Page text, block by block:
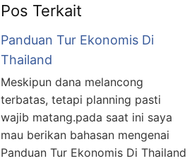
Pos Terkait
Panduan Tur Ekonomis Di
Thailand
Meskipun dana melancong
terbatas, tetapi planning pasti
wajib matang.pada saat ini saya
mau berikan bahasan mengenai
Panduan Tur Ekonomis Di Thailand